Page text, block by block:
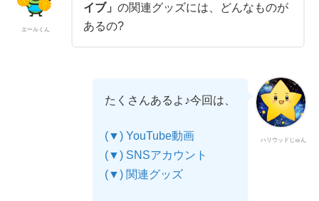
エールくん
イブ」 の関連グッズには、どんなものが
あるの?
ハリウッドじゅん
たくさんあるよ♪今回は、
(▼) YouTube動画
(▼) SNSアカウント
(▼) 関連グッズ